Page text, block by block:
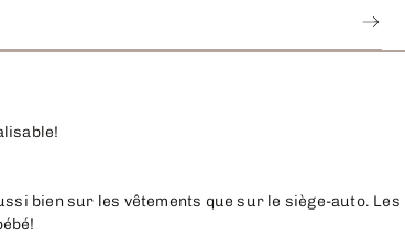
bien sur les vêtements que sur le siège-auto. Les